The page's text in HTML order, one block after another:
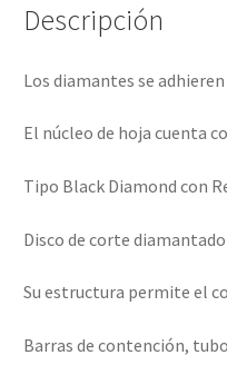
Descripción
Los diamantes se
El núcleo de hoja cuenta
Tipo Black Diamond con
Disco de corte
Su estructura permite el
Barras de contención,